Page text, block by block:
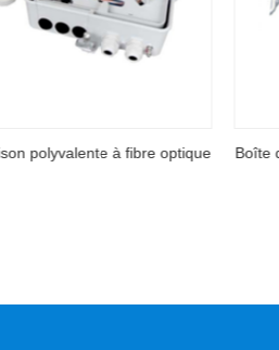
polyvalente à fibre optique